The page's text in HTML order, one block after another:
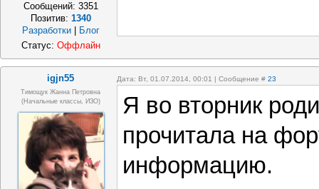
Сообщений: 3351
Позитив: 1340
Разработки
Блог
Статус: Оффлайн
igjn55 Дата: Вт, 01.07.2014, 00:01 | Сообщение # 23
Тимощук Жанна Петровна
(начальные классы, ИЗО)
Я во вторник
прочитала на
информацию.